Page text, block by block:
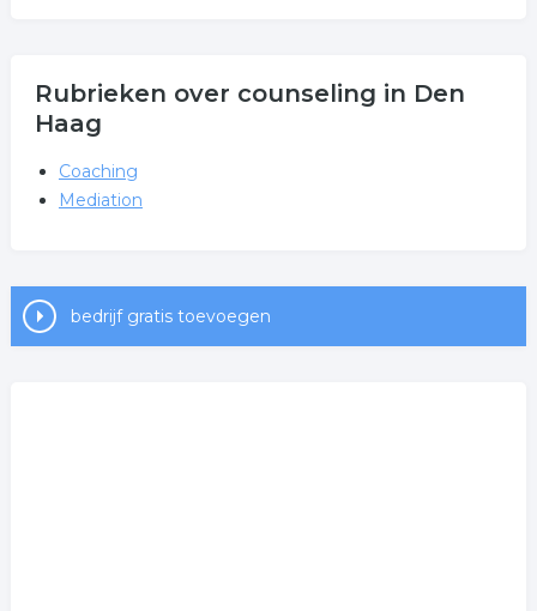
Rubrieken over counseling in Den
Haag
Coaching
Mediation
bedrijf gratis toevoegen